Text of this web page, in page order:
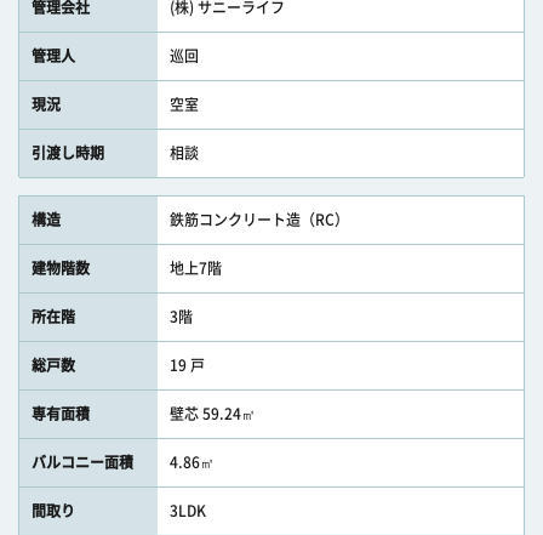
管理会社 (株) サニーライフ
管理人 巡回
現況 空室
引渡し時期 相談
構造 鉄筋コンクリート造（RC）
建物階数 地上7階
所在階 3階
総戸数 19 戸
専有面積 壁芯 59.24㎡
バルコニー面積 4.86㎡
間取り 3LDK